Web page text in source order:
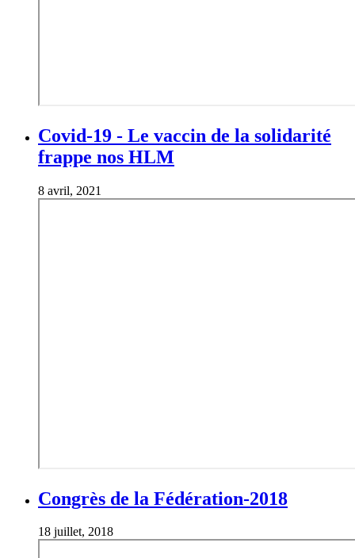
Covid-19 - Le vaccin de la solidarité
frappe nos HLM
8 avril, 2021
Congrès de la Fédération-2018
18 juillet, 2018